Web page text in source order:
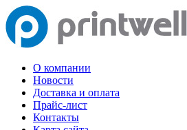
О компании
Новости
Доставка и оплата
Прайс-лист
Контакты